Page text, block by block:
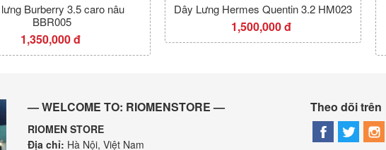
Burberry 3.5 caro nâu
BBR005
1,350,000 đ
Dây Lưng Hermes Quentin 3.2 HM023
1,500,000 đ
— WELCOME TO: RIOMENSTORE —
RIOMEN STORE
Địa chỉ: Hà Nội, Việt Nam
Theo dõi trên